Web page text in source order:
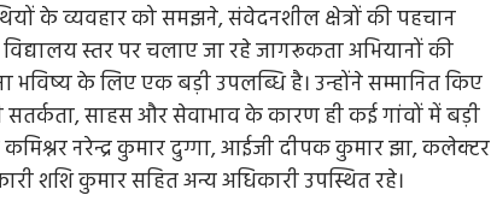
के व्यवहार को समझने, संवेदनशील क्षेत्रों की पहचान
स्तर पर चलाए जा रहे जागरूकता अभियानों की
के लिए एक बड़ी उपलब्धि है। उन्होंने सम्मानित किए
साहस और सेवाभाव के कारण ही कई गांवों में बड़ी
नरेन्द्र कुमार दुग्गा, आईजी दीपक कुमार झा, कलेक्टर
शशि कुमार सहित अन्य अधिकारी उपस्थित रहे।